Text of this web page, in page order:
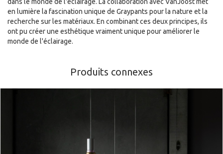
en lumière la fascination unique de Graypants pour la nature et la
recherche sur les matériaux. En combinant ces deux principes, ils
ont pu créer une esthétique vraiment unique pour améliorer le
monde de l'éclairage.
Produits connexes